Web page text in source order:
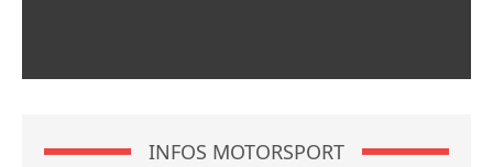
INFOS MOTORSPORT